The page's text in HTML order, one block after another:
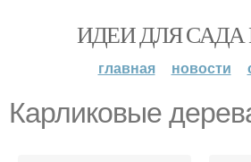
ИДЕИ ДЛЯ САДА
главная новости
Карликовые